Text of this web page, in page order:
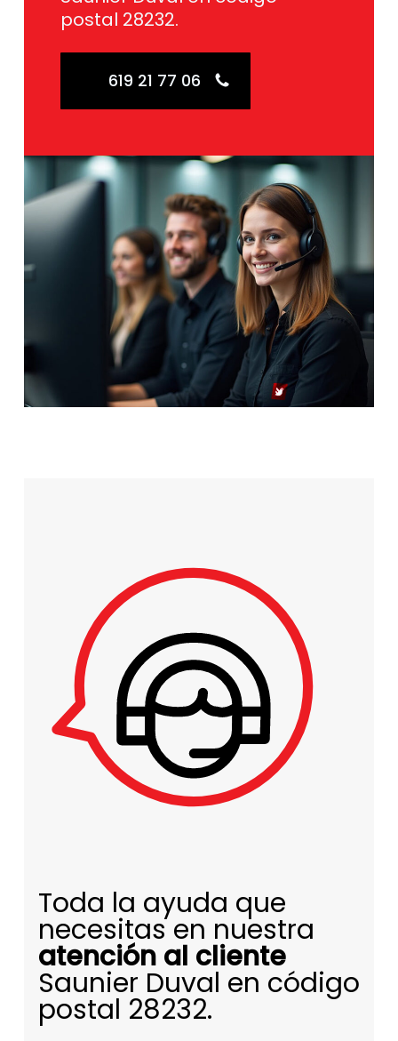
postal 28232.
619 21 77 06
Toda la ayuda que
necesitas en nuestra
atención al cliente
Saunier Duval en código
postal 28232.